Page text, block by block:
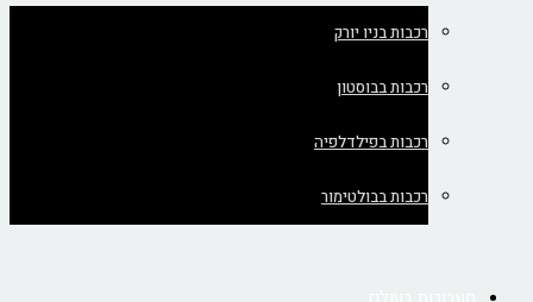
רכבות בניו יורק
רכבות בבוסטון
רכבות בפילדלפיה
רכבות בבולטימור